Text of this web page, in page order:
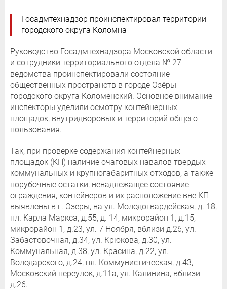
Госадмтехнадзор проинспектировал территории
городского округа Коломна
Руководство Госадмтехнадзора Московской области
и сотрудники территориального отдела № 27
ведомства проинспектировали состояние
общественных пространств в городе Озёры
городского округа Коломенский. Основное внимание
инспекторы уделили осмотру контейнерных
площадок, внутридворовых и территорий общего
пользования.
Так, при проверке содержания контейнерных
площадок (КП) наличие очаговых навалов твердых
коммунальных и крупногабаритных отходов, а также
порубочные остатки, ненадлежащее состояние
ограждения, контейнеров и их расположение вне КП
выявлены в г. Озеры, на ул. Молодогвардейская, д. 18,
пл. Карла Маркса, д.55, д. 14, микрорайон 1, д.15,
микрорайон 1, д.23, ул. 7 Ноября, вблизи д.26, ул.
Забастовочная, д.34, ул. Крюкова, д.30, ул.
Коммунальная, д.38, ул. Красина, д.22, ул.
Володарского, д.24, пл. Коммунистическая, д.43,
Московский переулок, д.11а, ул. Калинина, вблизи
д.26.